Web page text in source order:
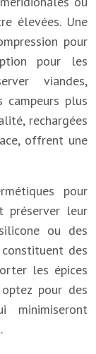
élevées. Une
pour
pour les
viandes,
plus
rechargées
offrent une
pour
préserver leur
ou des
des
les épices
pour des
minimiseront